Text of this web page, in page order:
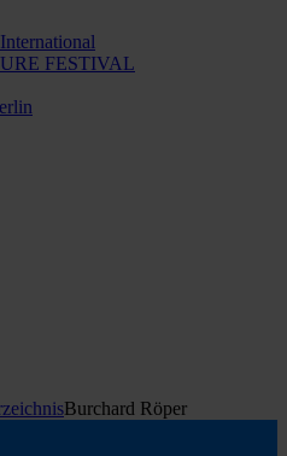
FESTIVAL
Burchard Röper